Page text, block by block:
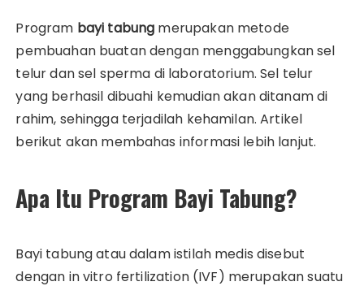
Program bayi tabung merupakan metode
pembuahan buatan dengan menggabungkan sel
telur dan sel sperma di laboratorium. Sel telur
yang berhasil dibuahi kemudian akan ditanam di
rahim, sehingga terjadilah kehamilan. Artikel
berikut akan membahas informasi lebih lanjut.
Apa Itu Program Bayi Tabung?
Bayi tabung atau dalam istilah medis disebut
dengan in vitro fertilization (IVF) merupakan suatu